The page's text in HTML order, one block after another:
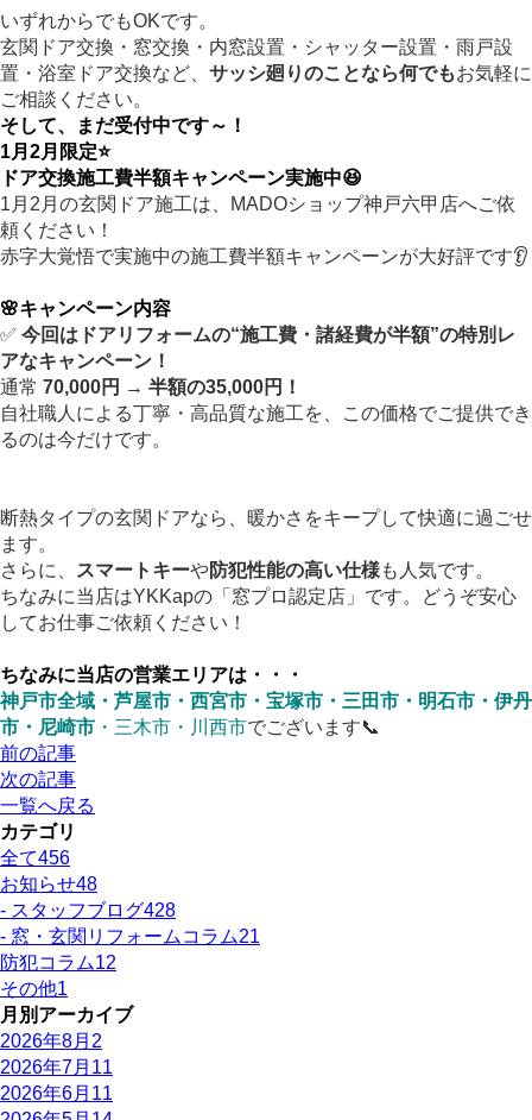
いずれからでもOKです。
玄関ドア交換・窓交換・内窓設置・シャッター設置・雨戸設
置・浴室ドア交換など、 サッシ廻りのことなら何でもお気軽に
ご相談ください。
そして、まだ受付中です～！
1月2月限定⭐
ドア交換施工費半額キャンペーン実施中😆
1月2月の玄関ドア施工は、MADOショップ神戸六甲店へご依
頼ください！
赤字大覚悟で実施中の施工費半額キャンペーンが大好評です👂
🌸キャンペーン内容
✅ 今回はドアリフォームの“施工費・諸経費が半額”の特別レ
アなキャンペーン！
通常 70,000円 → 半額の35,000円！
自社職人による丁寧・高品質な施工を、この価格でご提供でき
るのは今だけです。
断熱タイプの玄関ドアなら、暖かさをキープして快適に過ごせ
ます。
さらに、
スマートキーや防犯性能の高い仕様も人気です。
ちなみに当店はYKKapの「窓プロ認定店」です。どうぞ安心
してお仕事ご依頼ください！
ちなみに当店の営業エリアは・・・
神戸市全域・芦屋市・西宮市・宝塚市・三田市・明石市・伊丹
市・尼崎市 ・三木市・川西市でございます📞
前の記事
次の記事
一覧へ戻る
カテゴリ
全て456
お知らせ48
- スタッフブログ428
- 窓・玄関リフォームコラム21
防犯コラム12
その他1
月別アーカイブ
2026年8月 2
2026年7月 11
2026年6月 11